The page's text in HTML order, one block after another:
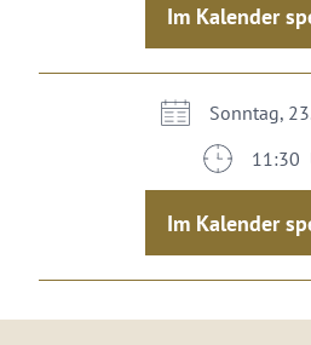
Im Kalender
Sonntag,
11:30
Im Kalender